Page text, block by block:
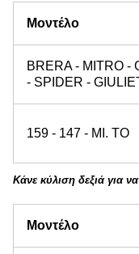
Μοντέλο
BRERA - MITRO -
- SPIDER -
159 - 147 - MI. TO
Κάνε κύλιση δεξιά για
Μοντέλο